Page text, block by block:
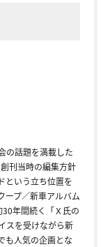
の話題を満載した
刊当時の編集方針
という立ち位置を
ープ／新車アルバム
年間続く「Ｘ氏の
スを受けながら新
も人気の企画とな